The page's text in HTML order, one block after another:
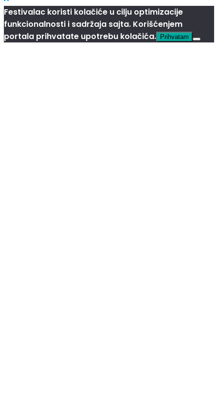
Festivalac koristi kolačiće u cilju optimizacije
funkcionalnosti i sadržaja sajta. Korišćenjem
portala prihvatate upotrebu kolačića. Prihvatam